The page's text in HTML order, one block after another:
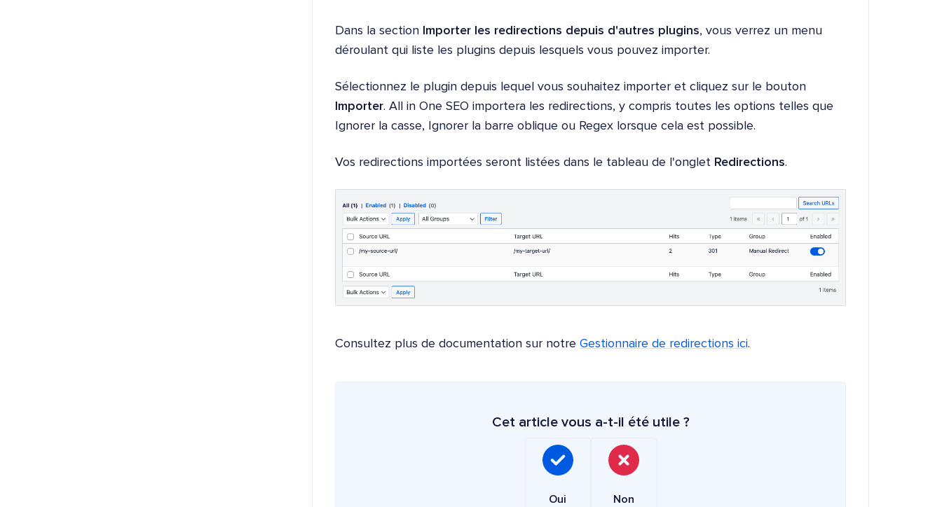
Dans la section Importer les redirections depuis d'autres plugins, vous verrez un menu
déroulant qui liste les plugins depuis lesquels vous pouvez importer.
Sélectionnez le plugin depuis lequel vous souhaitez importer et cliquez sur le bouton
Importer. All in One SEO importera les redirections, y compris toutes les options telles que
Ignorer la casse, Ignorer la barre oblique ou Regex lorsque cela est possible.
Vos redirections importées seront listées dans le tableau de l'onglet Redirections.
Consultez plus de documentation sur notre Gestionnaire de redirections ici.
Cet article vous a-t-il été utile ?
Oui Non